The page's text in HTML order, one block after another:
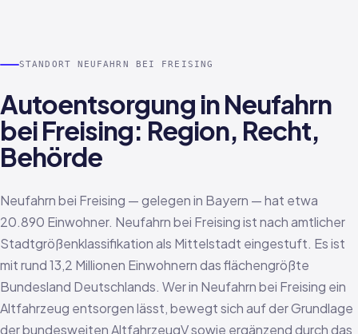
STANDORT NEUFAHRN BEI FREISING
Autoentsorgung in Neufahrn
bei Freising: Region, Recht,
Behörde
Neufahrn bei Freising — gelegen in Bayern — hat etwa
20.890 Einwohner. Neufahrn bei Freising ist nach amtlicher
Stadtgrößenklassifikation als Mittelstadt eingestuft. Es ist
mit rund 13,2 Millionen Einwohnern das flächengrößte
Bundesland Deutschlands. Wer in Neufahrn bei Freising ein
Altfahrzeug entsorgen lässt, bewegt sich auf der Grundlage
der bundesweiten AltfahrzeugV sowie ergänzend durch das